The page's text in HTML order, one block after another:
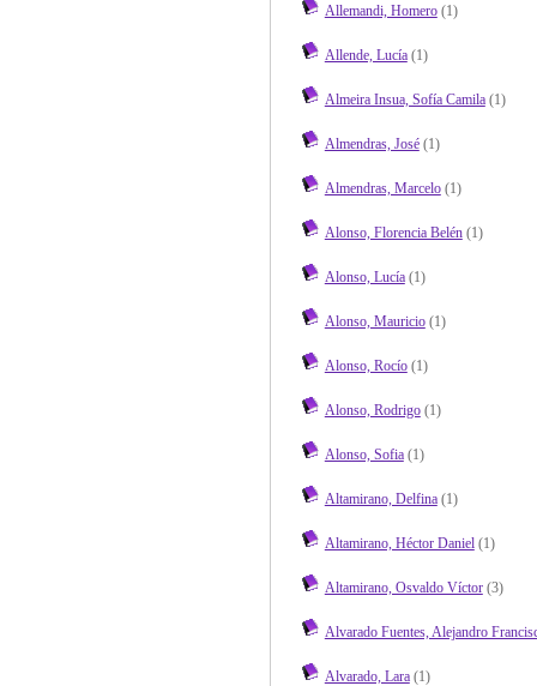
Allemandi, Homero(1)
Allende, Lucía(1)
Almeira Insua, Sofía Camila(1)
Almendras, José(1)
Almendras, Marcelo(1)
Alonso, Florencia Belén(1)
Alonso, Lucía(1)
Alonso, Mauricio(1)
Alonso, Rocío(1)
Alonso, Rodrigo(1)
Alonso, Sofia(1)
Altamirano, Delfina(1)
Altamirano, Héctor Daniel(1)
Altamirano, Osvaldo Víctor(3)
Alvarado Fuentes, Alejandro
Alvarado, Lara(1)